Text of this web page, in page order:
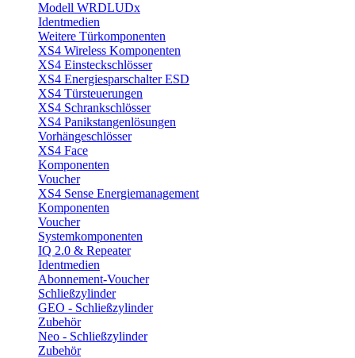
Modell WRDLUDx
Identmedien
Weitere Türkomponenten
XS4 Wireless Komponenten
XS4 Einsteckschlösser
XS4 Energiesparschalter ESD
XS4 Türsteuerungen
XS4 Schrankschlösser
XS4 Panikstangenlösungen
Vorhängeschlösser
XS4 Face
Komponenten
Voucher
XS4 Sense Energiemanagement
Komponenten
Voucher
Systemkomponenten
IQ 2.0 & Repeater
Identmedien
Abonnement-Voucher
Schließzylinder
GEO - Schließzylinder
Zubehör
Neo - Schließzylinder
Zubehör